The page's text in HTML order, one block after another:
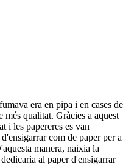
era en pipa i en cases de
qualitat. Gràcies a aquest
i les papereres es van
com de paper per a
manera, naixia la
al paper d'ensigarrar